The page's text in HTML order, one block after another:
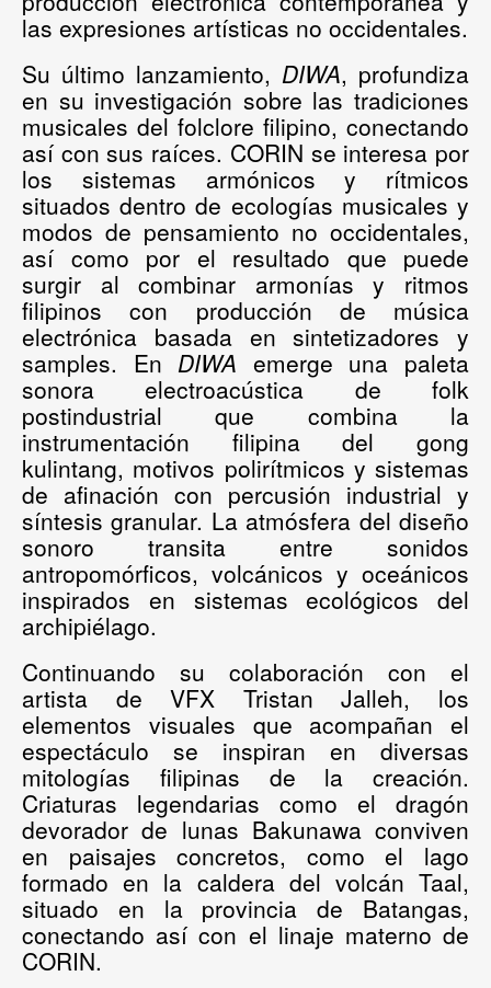
las expresiones artísticas no occidentales.
Su último lanzamiento, DIWA, profundiza
en su investigación sobre las tradiciones
musicales del folclore filipino, conectando
así con sus raíces. CORIN se interesa por
los sistemas armónicos y rítmicos
situados dentro de ecologías musicales y
modos de pensamiento no occidentales,
así como por el resultado que puede
surgir al combinar armonías y ritmos
filipinos con producción de música
electrónica basada en sintetizadores y
samples. En DIWA emerge una paleta
sonora electroacústica de folk
postindustrial que combina la
instrumentación filipina del gong
kulintang, motivos polirítmicos y sistemas
de afinación con percusión industrial y
síntesis granular. La atmósfera del diseño
sonoro transita entre sonidos
antropomórficos, volcánicos y oceánicos
inspirados en sistemas ecológicos del
archipiélago.
Continuando su colaboración con el
artista de VFX Tristan Jalleh, los
elementos visuales que acompañan el
espectáculo se inspiran en diversas
mitologías filipinas de la creación.
Criaturas legendarias como el dragón
devorador de lunas Bakunawa conviven
en paisajes concretos, como el lago
formado en la caldera del volcán Taal,
situado en la provincia de Batangas,
conectando así con el linaje materno de
CORIN.